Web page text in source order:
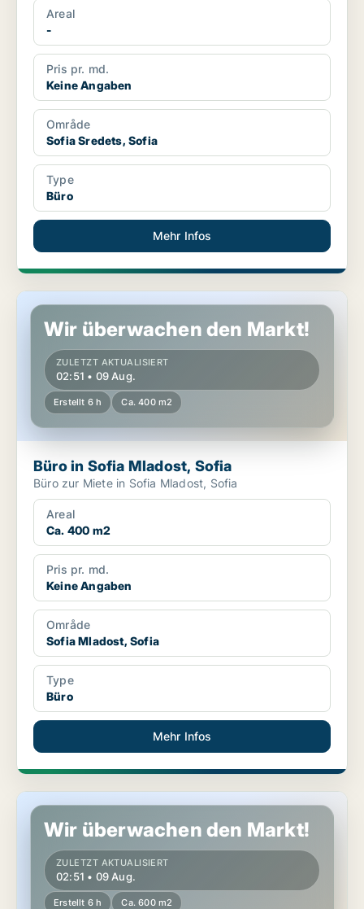
Areal
-
Pris pr. md.
Keine Angaben
Område
Sofia Sredets, Sofia
Type
Büro
Mehr Infos
Büro in Sofia Mladost, Sofia
Wir überwachen den Markt!
ZULETZT AKTUALISIERT
02:51 • 09 Aug.
Erstellt 6 h Ca. 400 m2
Büro in Sofia Mladost, Sofia
Büro zur Miete in Sofia Mladost, Sofia
Areal
Ca. 400 m2
Pris pr. md.
Keine Angaben
Område
Sofia Mladost, Sofia
Type
Büro
Mehr Infos
Büro in Sofia Mladost, Sofia
Wir überwachen den Markt!
ZULETZT AKTUALISIERT
02:51 • 09 Aug.
Erstellt 6 h Ca. 600 m2